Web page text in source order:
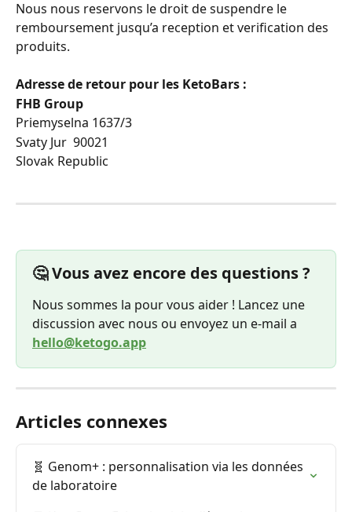
Nous nous reservons le droit de suspendre le
remboursement jusqu’a reception et verification des
produits.
Adresse de retour pour les KetoBars :
FHB Group
Priemyselna 1637/3
Svaty Jur  90021
Slovak Republic
🤔 Vous avez encore des questions ?
Nous sommes la pour vous aider ! Lancez une
discussion avec nous ou envoyez un e-mail a
hello@ketogo.app
Articles connexes
🧬 Genom+ : personnalisation via les données
de laboratoire